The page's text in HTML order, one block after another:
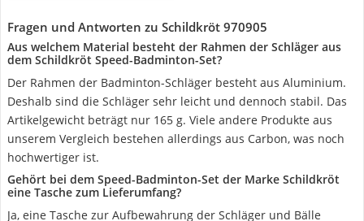
Fragen und Antworten zu Schildkröt 970905
Aus welchem Material besteht der Rahmen der Schläger aus
dem Schildkröt Speed-Badminton-Set?
Der Rahmen der Badminton-Schläger besteht aus Aluminium.
Deshalb sind die Schläger sehr leicht und dennoch stabil. Das
Artikelgewicht beträgt nur 165 g. Viele andere Produkte aus
unserem Vergleich bestehen allerdings aus Carbon, was noch
hochwertiger ist.
Gehört bei dem Speed-Badminton-Set der Marke Schildkröt
eine Tasche zum Lieferumfang?
Ja, eine Tasche zur Aufbewahrung der Schläger und Bälle